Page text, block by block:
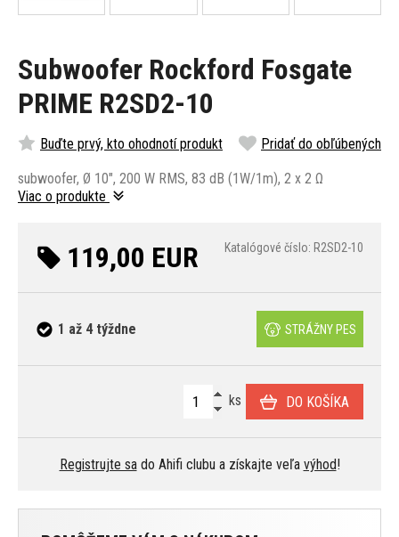
Subwoofer Rockford Fosgate
PRIME R2SD2-10
Buďte prvý, kto ohodnotí produkt Pridať do obľúbených
subwoofer, Ø 10", 200 W RMS, 83 dB (1W/1m), 2 x 2 Ω
Viac o produkte
119,00 EUR Katalógové číslo: R2SD2-10
1 až 4 týždne STRÁŽNY PES
ks DO KOŠÍKA
Registrujte sado Ahifi clubu a získajte veľa výhod!